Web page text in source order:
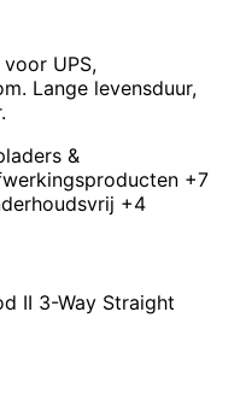
voor UPS,
Lange levensduur,
&
+7
+4
II 3-Way Straight